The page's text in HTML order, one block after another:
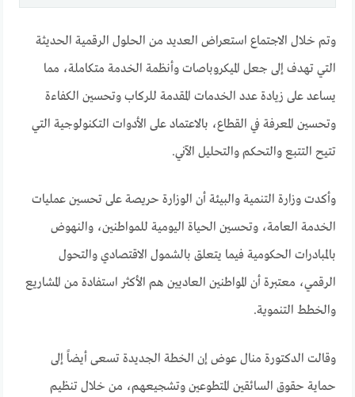
وتم خلال الاجتماع استعراض العديد من الحلول الرقمية الحديثة
التي تهدف إلى جعل الميكروباصات وأنظمة الخدمة متكاملة، مما
يساعد على زيادة عدد الخدمات المقدمة للركاب وتحسين الكفاءة
وتحسين المعرفة في القطاع، بالاعتماد على الأدوات التكنولوجية التي
تتيح التتبع والتحكم والتحليل الآني.
وأكدت وزارة التنمية والبيئة أن الوزارة حريصة على تحسين عمليات
الخدمة العامة، وتحسين الحياة اليومية للمواطنين، والنهوض
بالمبادرات الحكومية فيما يتعلق بالشمول الاقتصادي والتحول
الرقمي، معتبرة أن المواطنين العاديين هم الأكثر استفادة من المشاريع
والخطط التنموية.
وقالت الدكتورة منال عوض إن الخطة الجديدة تسعى أيضاً إلى
حماية حقوق السائقين المتطوعين وتشجيعهم، من خلال تنظيم